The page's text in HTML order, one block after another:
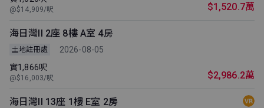
@$14,909/呎 $1,520.7萬
海日灣II 2座 8樓 A室 4房
土地註冊處
2026-08-05
實1,866呎
@$16,003/呎 $2,986.2萬
海日灣II 13座 1樓 E室 2房